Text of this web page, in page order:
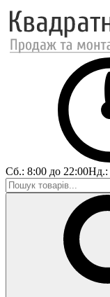
Сб.: 8:00 до 22:00Нд.: